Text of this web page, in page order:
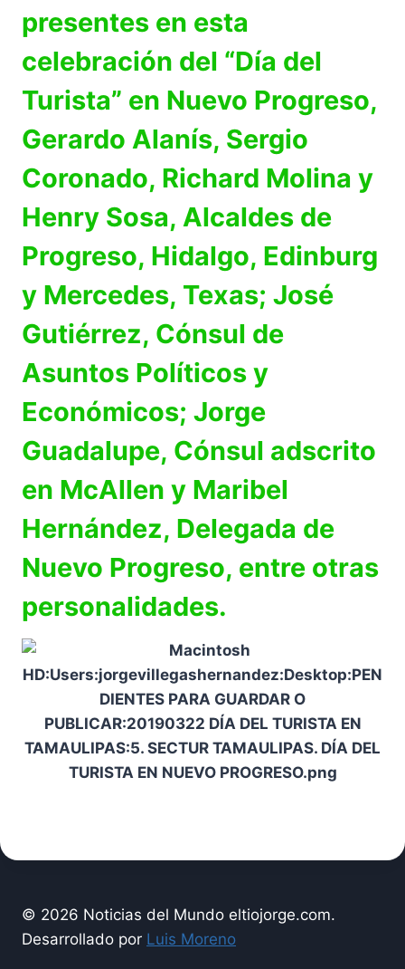
presentes en esta
celebración del “Día del
Turista” en Nuevo Progreso,
Gerardo Alanís, Sergio
Coronado, Richard Molina y
Henry Sosa, Alcaldes de
Progreso, Hidalgo, Edinburg
y Mercedes, Texas; José
Gutiérrez, Cónsul de
Asuntos Políticos y
Económicos; Jorge
Guadalupe, Cónsul adscrito
en McAllen y Maribel
Hernández, Delegada de
Nuevo Progreso, entre otras
personalidades.
© 2026 Noticias del Mundo eltiojorge.com.
Desarrollado por Luis Moreno